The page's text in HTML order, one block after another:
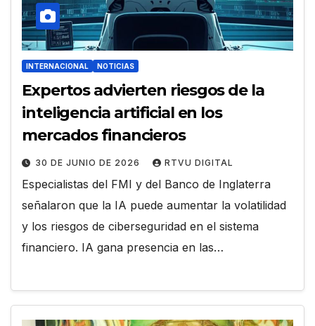
INTERNACIONAL NOTICIAS
Expertos advierten riesgos de la
inteligencia artificial en los
mercados financieros
30 DE JUNIO DE 2026 RTVU DIGITAL
Especialistas del FMI y del Banco de Inglaterra
señalaron que la IA puede aumentar la volatilidad
y los riesgos de ciberseguridad en el sistema
financiero. IA gana presencia en las…